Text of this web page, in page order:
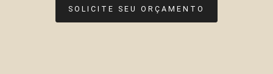
SOLICITE SEU ORÇAMENTO